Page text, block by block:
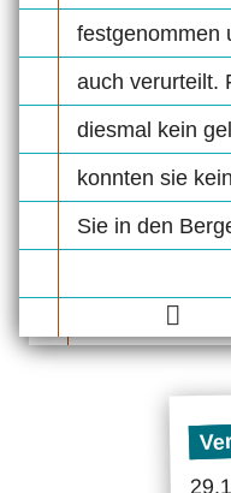
festgenommen
auch verurteilt.
diesmal kein
konnten sie
Sie in den